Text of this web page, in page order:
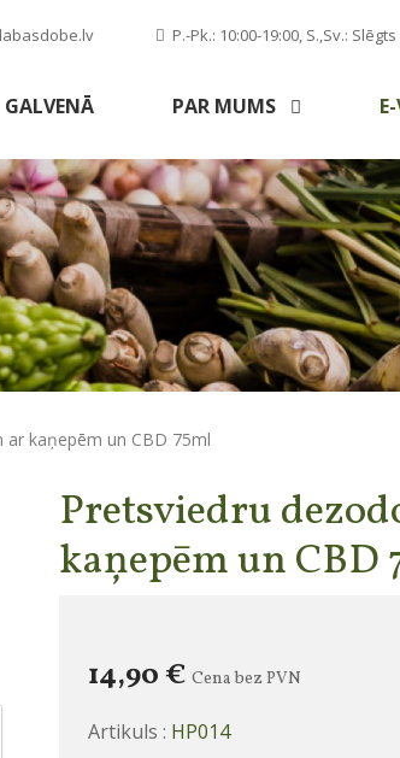
P.-Pk.: 10:00-19:00, S.,Sv.: Slēgts
GALVENĀ PAR MUMS
kaņepēm un CBD 75ml
Pretsviedru
kaņepēm un CBD
14,90 € Cena bez PVN
Artikuls : HP014